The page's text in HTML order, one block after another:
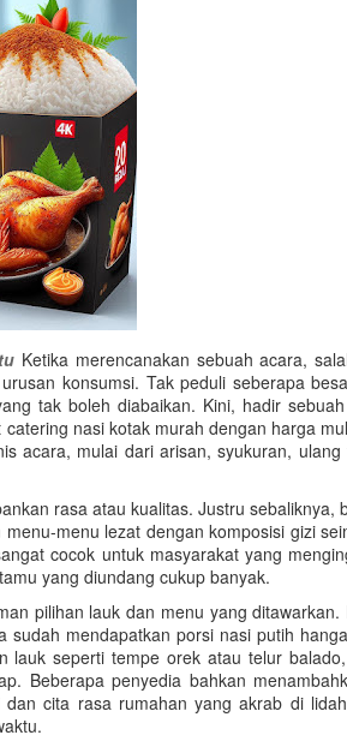
Ketika merencanakan sebuah acara,
konsumsi. Tak peduli seberapa
tak boleh diabaikan. Kini, hadir
nasi kotak murah dengan harga
acara, mulai dari arisan, syukuran, ulang
rasa atau kualitas. Justru sebaliknya,
menu lezat dengan komposisi gizi
cocok untuk masyarakat yang
yang diundang cukup banyak.
pilihan lauk dan menu yang ditawarkan.
mendapatkan porsi nasi putih
lauk seperti tempe orek atau telur
Beberapa penyedia bahkan
cita rasa rumahan yang akrab di